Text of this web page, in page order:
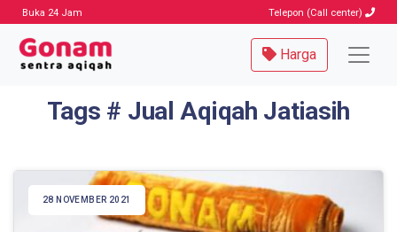
Buka 24 Jam Telepon (Call center)
Harga
Tags # Jual Aqiqah Jatiasih
28 NOVEMBER 2021